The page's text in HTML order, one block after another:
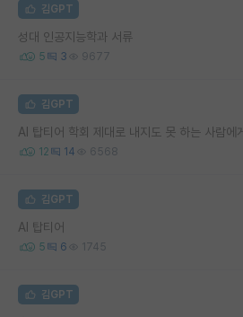
김GPT
성대 인공지능학과 서류
5 3 9677
김GPT
12 14 6568
김GPT
AI 탑티어
5 6 1745
김GPT